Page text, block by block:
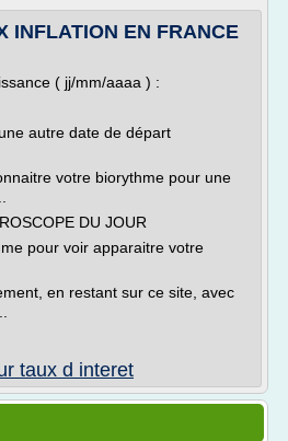
INFLATION EN FRANCE
( jj/mm/aaaa ) :
autre date de départ
votre biorythme pour une
DU JOUR
pour voir apparaitre votre
en restant sur ce site, avec
taux d interet